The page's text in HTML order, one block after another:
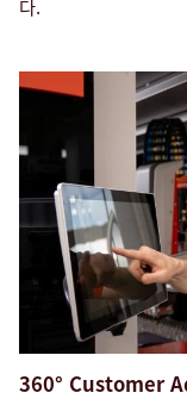
다.
360° Customer